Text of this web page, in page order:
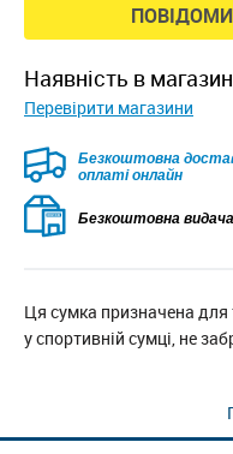
наявність в
Перевірити магазини
Безкоштовна
оплаті онлайн
Безкоштовна видача
Ця сумка призначена для
у спортивній сумці, не